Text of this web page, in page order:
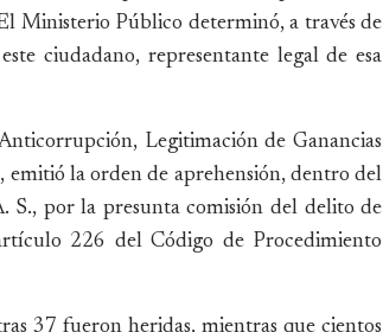
Ministerio Público determinó, a través de
ciudadano, representante legal de esa
Legitimación de Ganancias
la orden de aprehensión, dentro del
S., por la presunta comisión del delito de
226 del Código de Procedimiento
37 fueron heridas, mientras que cientos